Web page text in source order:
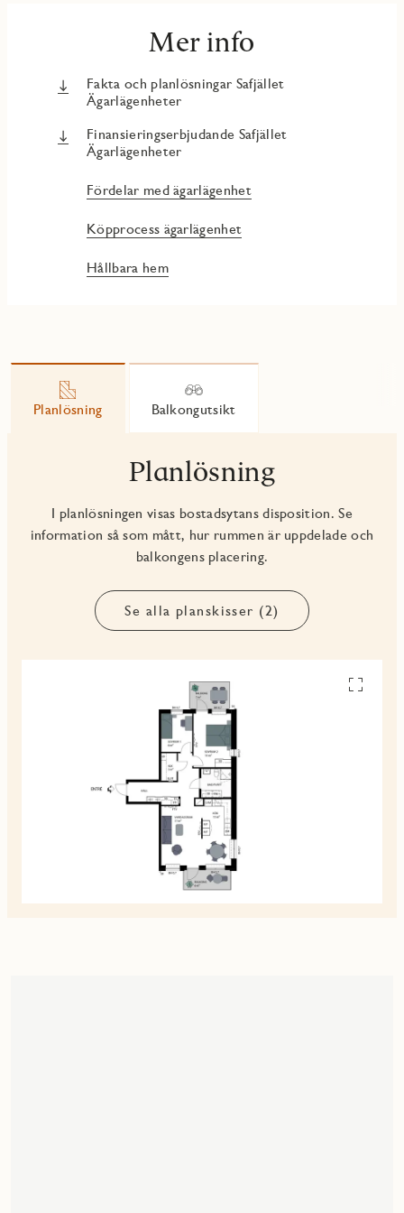
Mer info
Fakta och planlösningar Safjället
Ägarlägenheter
Finansieringserbjudande Safjället
Ägarlägenheter
Fördelar med ägarlägenhet
Köpprocess ägarlägenhet
Hållbara hem
Planlösning Balkongutsikt
Planlösning
I planlösningen visas bostadsytans disposition. Se
information så som mått, hur rummen är uppdelade och
balkongens placering.
Se alla planskisser (2)
Se